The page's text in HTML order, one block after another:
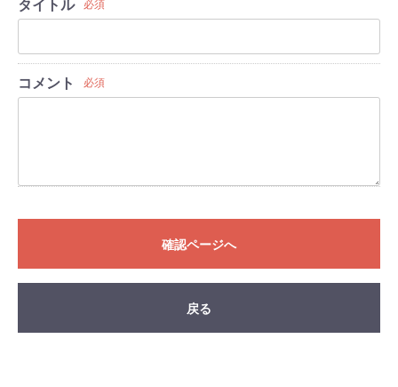
タイトル 必須
コメント 必須
確認ページへ
戻る